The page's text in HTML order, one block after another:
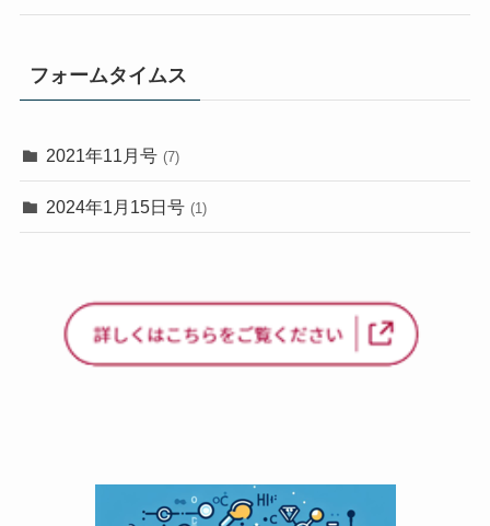
フォームタイムス
2021年11月号 (7)
2024年1月15日号 (1)